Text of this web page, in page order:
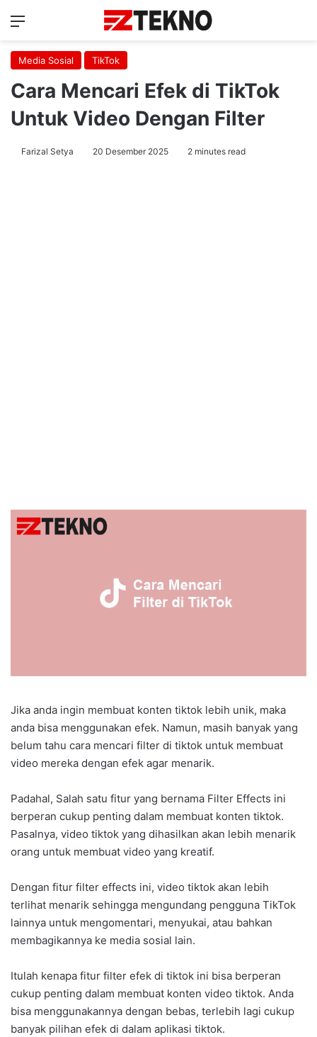
Menu
Media Sosial TikTok
Cara Mencari Efek di TikTok
Untuk Video Dengan Filter
Farizal Setya 20 Desember 2025 2 minutes read
Jika anda ingin membuat konten tiktok lebih unik, maka
anda bisa menggunakan efek. Namun, masih banyak yang
belum tahu cara mencari filter di tiktok untuk membuat
video mereka dengan efek agar menarik.
Padahal, Salah satu fitur yang bernama Filter Effects ini
berperan cukup penting dalam membuat konten tiktok.
Pasalnya, video tiktok yang dihasilkan akan lebih menarik
orang untuk membuat video yang kreatif.
Dengan fitur filter effects ini, video tiktok akan lebih
terlihat menarik sehingga mengundang pengguna TikTok
lainnya untuk mengomentari, menyukai, atau bahkan
membagikannya ke media sosial lain.
Itulah kenapa fitur filter efek di tiktok ini bisa berperan
cukup penting dalam membuat konten video tiktok. Anda
bisa menggunakannya dengan bebas, terlebih lagi cukup
banyak pilihan efek di dalam aplikasi tiktok.